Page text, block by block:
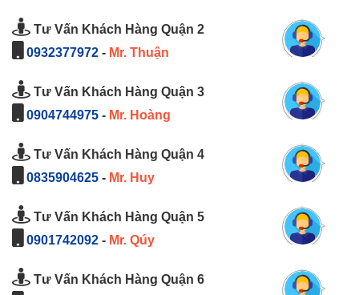
Tư Vấn Khách Hàng Quận 2
0932377972 - Mr. Thuận
Tư Vấn Khách Hàng Quận 3
0904744975 - Mr. Hoàng
Tư Vấn Khách Hàng Quận 4
0835904625 - Mr. Huy
Tư Vấn Khách Hàng Quận 5
0901742092 - Mr. Qúy
Tư Vấn Khách Hàng Quận 6